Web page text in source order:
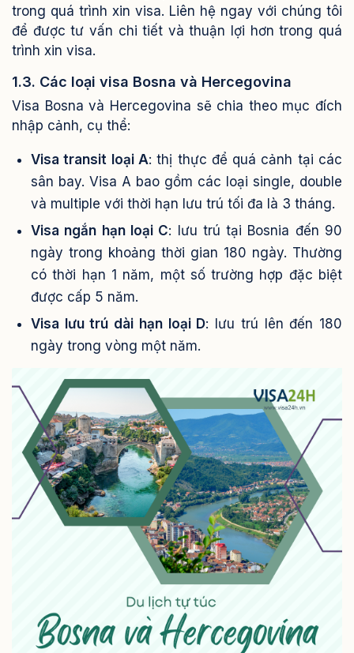
trong quá trình xin visa. Liên hệ ngay với chúng tôi
để được tư vấn chi tiết và thuận lợi hơn trong quá
trình xin visa.
1.3. Các loại visa Bosna và Hercegovina
Visa Bosna và Hercegovina sẽ chia theo mục đích
nhập cảnh, cụ thể:
Visa transit loại A: thị thực để quá cảnh tại các
sân bay. Visa A bao gồm các loại single, double
và multiple với thời hạn lưu trú tối đa là 3 tháng.
Visa ngắn hạn loại C: lưu trú tại Bosnia đến 90
ngày trong khoảng thời gian 180 ngày. Thường
có thời hạn 1 năm, một số trường hợp đặc biệt
được cấp 5 năm.
Visa lưu trú dài hạn loại D: lưu trú lên đến 180
ngày trong vòng một năm.